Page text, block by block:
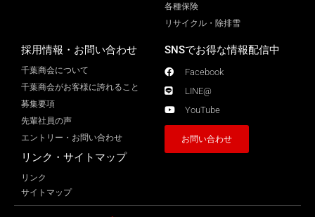
各種保険
リサイクル・除排雪
採用情報・お問い合わせ
千葉商会について
千葉商会がお客様に誇れること​
募集要項
先輩社員の声
エントリー・お問い合わせ
リンク・サイトマップ
リンク
サイトマップ
SNSでお得な情報配信中
Facebook
LINE@
YouTube
お問い合わせ